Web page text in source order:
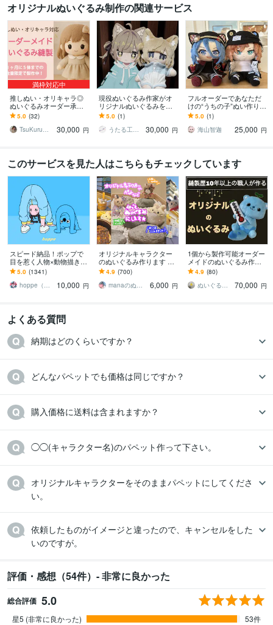
オリジナルぬいぐるみ制作の関連サービス
満枠対応中
推しぬい・オリキャラ◎
ぬいぐるみオーダー承り
ます 理想のぬいを手作り
でお届け・一点ずつ丁寧
に製作
5.0 (32)
TsuKuru◎型紙•縫製◎
30,000 円
現役ぬいぐるみ作家がオ
リジナルぬいぐるみを作
ります 刺繍ミシンでデー
タから作り唯一無二のぬ
いぐるみを作ります
5.0 (1)
うたる工房 さざめうたる
30,000 円
フルオーダーであなただ
けの“うちの子”ぬい作りま
す キャラデザからの制作
も承ります！
5.0 (1)
海山智迦
25,000 円
このサービスを見た人はこちらもチェックしています
スピード納品！ポップで
目を惹く人物×動物描きま
す 挿絵・動画・グッズな
ど鮮やかな配色で個性を
出したい方へ
5.0 (1341)
hoppe（ほっぺ）
10,000 円
オリジナルキャラクター
のぬいぐるみ作ります 世
界に1つだけのぬいぐるみ
で★ぬい活★してみませ
んか？
4.9 (700)
manaのぬいぐるみ屋さん
6,000 円
1個から製作可能オーダー
メイドのぬいぐるみ作れ
ます 縫製歴10年以上の職
人が、あなたの推しぬい
を作るお手伝い！
4.9 (80)
ぬいぐるみ工房マイぬいデザイン
70,000 円
よくある質問
納期はどのくらいですか？
どんなパペットでも価格は同じですか？
購入価格に送料は含まれますか？
◯◯(キャラクター名)のパペット作って下さい。
オリジナルキャラクターをそのままパペットにしてくださ
い。
依頼したものがイメージと違ったので、キャンセルをした
いのですが。
評価・感想（54件）- 非常に良かった
総合評価 5.0
星5 (非常に良かった)
53件